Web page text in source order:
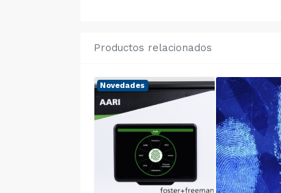
Productos relacionados
Novedades